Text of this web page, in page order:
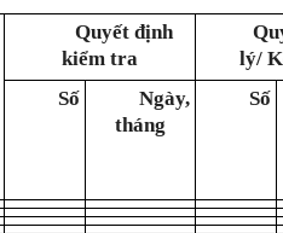
Quyết định
kiểm tra
lý/
Số
Ngày,
tháng
Số